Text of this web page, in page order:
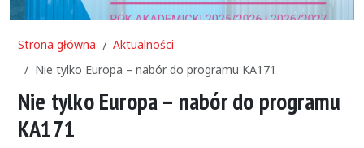
Strona główna
Aktualności
Nie tylko Europa – nabór do programu KA171
Nie tylko Europa – nabór do programu
KA171